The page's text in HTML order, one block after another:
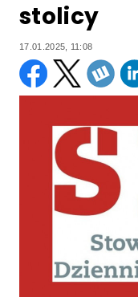
stolicy
17.01.2025, 11:08